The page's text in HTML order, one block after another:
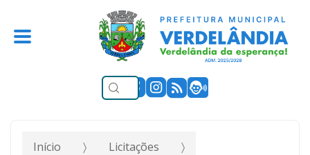
Início Licitações